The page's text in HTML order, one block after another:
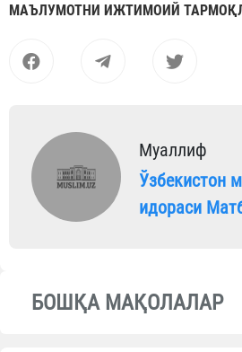
МАЪЛУМОТНИ ИЖТИМОИЙ
Муаллиф
Ўзбекистон
идораси
БОШҚА МАҚОЛАЛАР